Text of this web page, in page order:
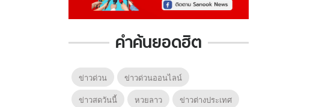
คำค้นยอดฮิต
ข่าวด่วน
ข่าวด่วนออนไลน์
ข่าวสดวันนี้
หวยลาว
ข่าวต่างประเทศ